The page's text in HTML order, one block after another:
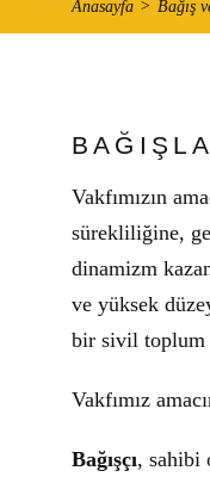
Anasayfa Bağış
Vakfımızın
sürekliliğine,
dinamizm
ve yüksek
bir sivil toplum
Vakfımız
Bağışçı, sahibi